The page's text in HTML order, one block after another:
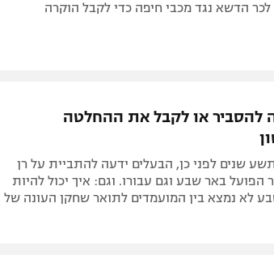
הדשא נגד מכבי חיפה כדי לקבל הוקרה
להסביר או לקבל את ההחלטה
שנים לפני כן, הבעלים ידעה להתביית על רן
הפועל באר שבע וגם עבורו. וגם: איך יכול להיות
לא נמצא בין המועמדים לתואר שחקן העונה של